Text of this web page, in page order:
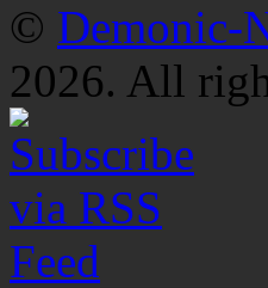
© Demonic-
2026. All